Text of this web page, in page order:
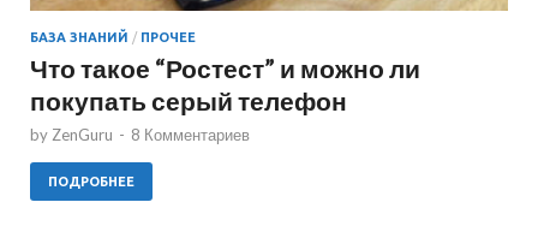
БАЗА ЗНАНИЙ / ПРОЧЕЕ
Что такое “Ростест” и можно ли
покупать серый телефон
byZenGuru - 8 Комментариев
ПОДРОБНЕЕ